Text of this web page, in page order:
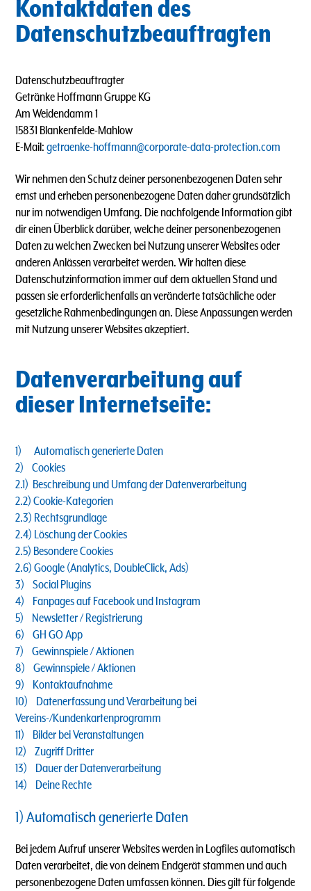
Kontaktdaten des
Datenschutzbeauftragten
Datenschutzbeauftragter
Getränke Hoffmann Gruppe KG
Am Weidendamm 1
15831 Blankenfelde-Mahlow
E-Mail: getraenke-hoffmann@corporate-data-protection.com
Wir nehmen den Schutz deiner personenbezogenen Daten sehr
ernst und erheben personenbezogene Daten daher grundsätzlich
nur im notwendigen Umfang. Die nachfolgende Information gibt
dir einen Überblick darüber, welche deiner personenbezogenen
Daten zu welchen Zwecken bei Nutzung unserer Websites oder
anderen Anlässen verarbeitet werden. Wir halten diese
Datenschutzinformation immer auf dem aktuellen Stand und
passen sie erforderlichenfalls an veränderte tatsächliche oder
gesetzliche Rahmenbedingungen an. Diese Anpassungen werden
mit Nutzung unserer Websites akzeptiert.
Datenverarbeitung auf
dieser Internetseite:
1) Automatisch generierte Daten
2) Cookies
2.1) Beschreibung und Umfang der Datenverarbeitung
2.2) Cookie-Kategorien
2.3) Rechtsgrundlage
2.4) Löschung der Cookies
2.5) Besondere Cookies
2.6) Google (Analytics, DoubleClick, Ads)
3) Social Plugins
4) Fanpages auf Facebook und Instagram
5) Newsletter / Registrierung
6) GH GO App
7) Gewinnspiele / Aktionen
8) Gewinnspiele / Aktionen
9) Kontaktaufnahme
10) Datenerfassung und Verarbeitung bei
Vereins-/Kundenkartenprogramm
11) Bilder bei Veranstaltungen
12) Zugriff Dritter
13) Dauer der Datenverarbeitung
14) Deine Rechte
1) Automatisch generierte Daten
Bei jedem Aufruf unserer Websites werden in Logfiles automatisch
Daten verarbeitet, die von deinem Endgerät stammen und auch
personenbezogene Daten umfassen können. Dies gilt für folgende